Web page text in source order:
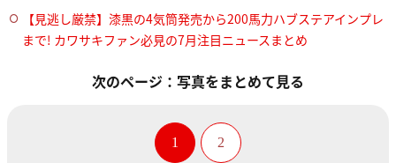
【見逃し厳禁】漆黒の4気筒発売から200馬力ハブステアインプレ
まで! カワサキファン必見の7月注目ニュースまとめ
次のページ：写真をまとめて見る
1 2